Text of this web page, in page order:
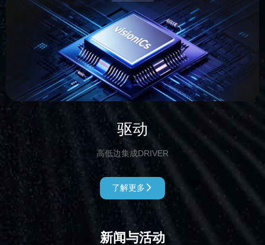
驱动
高低边集成DRIVER
了解更多 
新闻与活动